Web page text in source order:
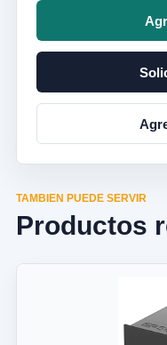
TAMBIEN PUEDE SERVIR
Productos